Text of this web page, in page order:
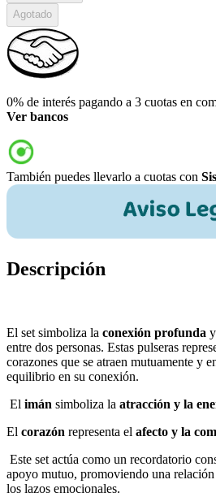
Agotado
0% de interés pagando a 3 cuotas en
Ver bancos
También puedes llevarlo a cuotas con
Descripción
El set simboliza la conexión profunda
entre dos personas. Estas pulseras
corazones que se atraen mutuamente y
equilibrio en su conexión.
El imán simboliza la atracción y la
El corazón representa el afecto y la
Este set actúa como un recordatorio
apoyo mutuo, promoviendo una
los lazos emocionales.